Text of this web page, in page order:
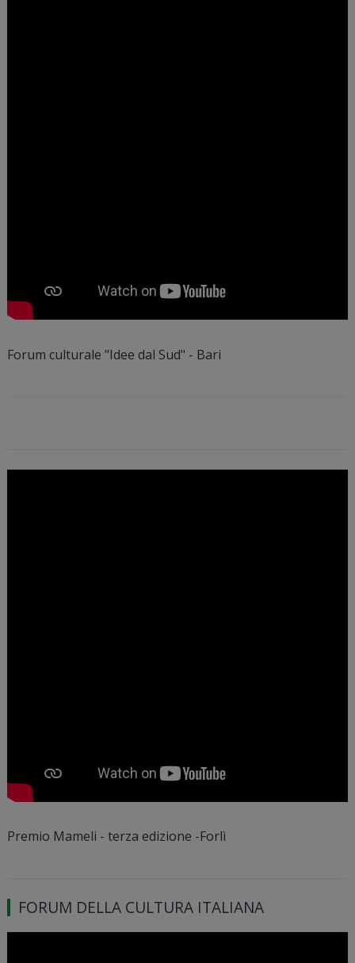
Forum culturale "Idee dal Sud" - Bari
Premio Mameli - terza edizione -Forlì
FORUM DELLA CULTURA ITALIANA